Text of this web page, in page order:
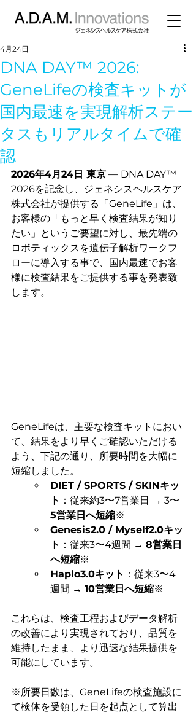
DNA DAY™ 2026:
GeneLifeの検査キットが
国内最速を実現解析ステー
タスもリアルタイムで確
認
4月24日
2026年4月24日 東京 — DNA DAY™
2026を記念し、ジェネシスヘルスケア
株式会社が提供する「GeneLife」は、
お客様の「もっと早く検査結果が知り
たい」というご要望に対し、最先端の
ロボティックスを遺伝子解析ワークフ
ローに導入する事で、国内最速でお客
様に検査結果をご提供する事を発表致
します。
GeneLifeは、主要な検査キットにおい
て、結果をより早くご確認いただける
よう、下記の通り、所要時間を大幅に
短縮しました。
DIET / SPORTS / SKINキッ
ト ：従来約3〜7営業日 → 3〜
5営業日へ短縮※
Genesis2.0 / Myself2.0キッ
ト ：従来3〜4週間 → 8営業日
へ短縮※
Haplo3.0キット ：従来3〜4
週間 → 10営業日へ短縮※
これらは、検査工程およびデータ解析
の改善により実現されており、品質を
維持したまま、より迅速な結果提供を
可能にしています。
※所要日数は、GeneLifeの検査施設に
て検体を受領した日を起点として算出